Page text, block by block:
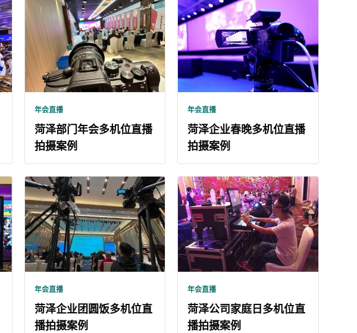
年会直播
菏泽部门年会多机位直播
拍摄案例
年会直播
菏泽企业春晚多机位直播
拍摄案例
年会直播
菏泽企业团圆饭多机位直
播拍摄案例
年会直播
菏泽公司家庭日多机位直
播拍摄案例